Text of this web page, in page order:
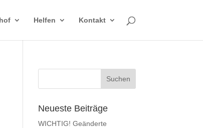
Helfen Kontakt
Neueste Beiträge
WICHTIG! Geänderte